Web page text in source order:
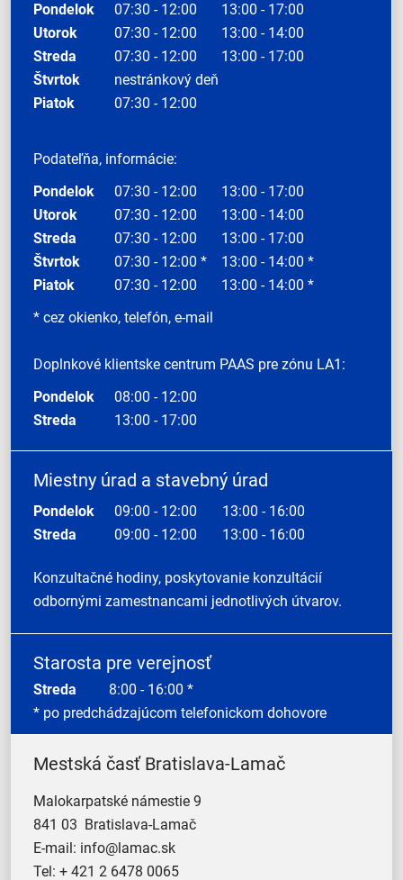
Pondelok
07:30 - 12:00
13:00 - 17:00
Utorok
07:30 - 12:00
13:00 - 14:00
Streda
07:30 - 12:00
13:00 - 17:00
Štvrtok
nestránkový deň
Piatok
07:30 - 12:00
Podateľňa, informácie:
Pondelok
07:30 - 12:00
13:00 - 17:00
Utorok
07:30 - 12:00
13:00 - 14:00
Streda
07:30 - 12:00
13:00 - 17:00
Štvrtok
07:30 - 12:00 *
13:00 - 14:00 *
Piatok
07:30 - 12:00
13:00 - 14:00 *
* cez okienko, telefón, e-mail
Doplnkové klientske centrum PAAS pre zónu LA1:
Pondelok
08:00 - 12:00
Streda
13:00 - 17:00
Miestny úrad a stavebný úrad
Pondelok 09:00 - 12:00
13:00 - 16:00
Streda
09:00 - 12:00 13:00 - 16:00
Konzultačné hodiny, poskytovanie konzultácií
odbornými zamestnancami jednotlivých útvarov.
Starosta pre verejnosť
Streda 8:00 - 16:00 *
* po predchádzajúcom telefonickom dohovore
Mestská časť Bratislava-Lamač
Malokarpatské námestie 9
841 03 Bratislava-Lamač
E-mail: info@lamac.sk
Tel: + 421 2 6478 0065